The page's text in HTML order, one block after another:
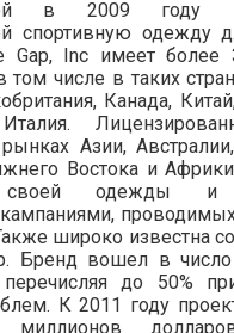
в 2009 году
спортивную одежду
Gap, Inc имеет
том числе в таких
Канада,
Азии,
Востока и
своей одежды и
широко известна
Бренд вошел в число
перечисляя до 50%
К 2011 году